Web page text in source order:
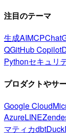
注目のテーマ
生成AIMCP
QGitHub Copilot
Pythonセキュリ
プロダクトやサ
Google Cloud
AzureLINE
マティカdbt